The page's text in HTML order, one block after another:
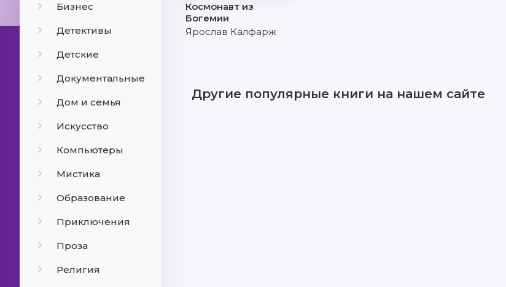
Бизнес
Детективы
Детские
Документальные
Дом и семья
Искусство
Компьютеры
Мистика
Образование
Приключения
Проза
Религия
Космонавт из
Богемии
Ярослав Калфарж
Другие популярные книги на нашем сайте